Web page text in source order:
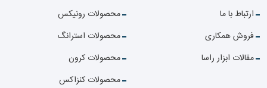
ارتباط با ما
فروش همکاری
مقالات ابزار راسا
محصولات رونیکس
محصولات استرانگ
محصولات کرون
محصولات کنزاکس